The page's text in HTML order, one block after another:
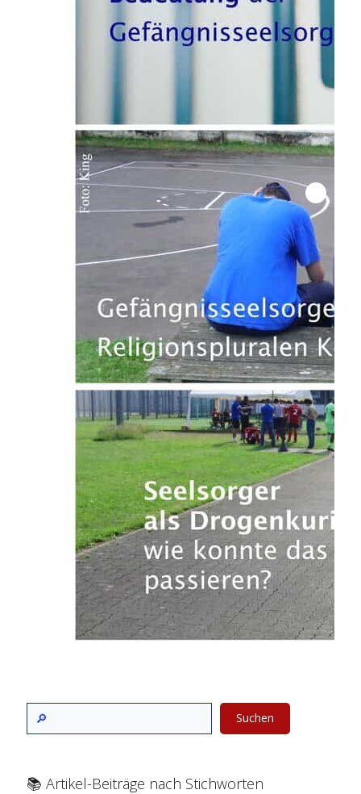
Suchen
📚 Artikel-Beiträge nach Stichworten